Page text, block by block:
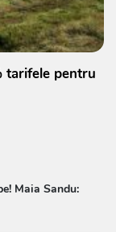
tarifele pentru
Maia Sandu: